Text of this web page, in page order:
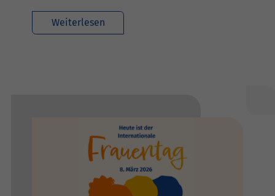
Weiterlesen